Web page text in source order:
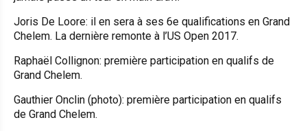
Joris De Loore: il en sera à ses 6e qualifications en Grand
Chelem. La dernière remonte à l’US Open 2017.
Raphaël Collignon: première participation en qualifs de
Grand Chelem.
Gauthier Onclin (photo): première participation en qualifs
de Grand Chelem.